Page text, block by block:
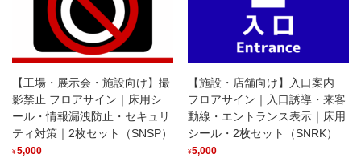
【工場・展示会・施設向け】撮
影禁止 フロアサイン｜床用シ
ール・情報漏洩防止・セキュリ
ティ対策｜2枚セット（SNSP）
¥5,000
【施設・店舗向け】入口案内
フロアサイン｜入口誘導・来客
動線・エントランス表示｜床用
シール・2枚セット（SNRK）
¥5,000